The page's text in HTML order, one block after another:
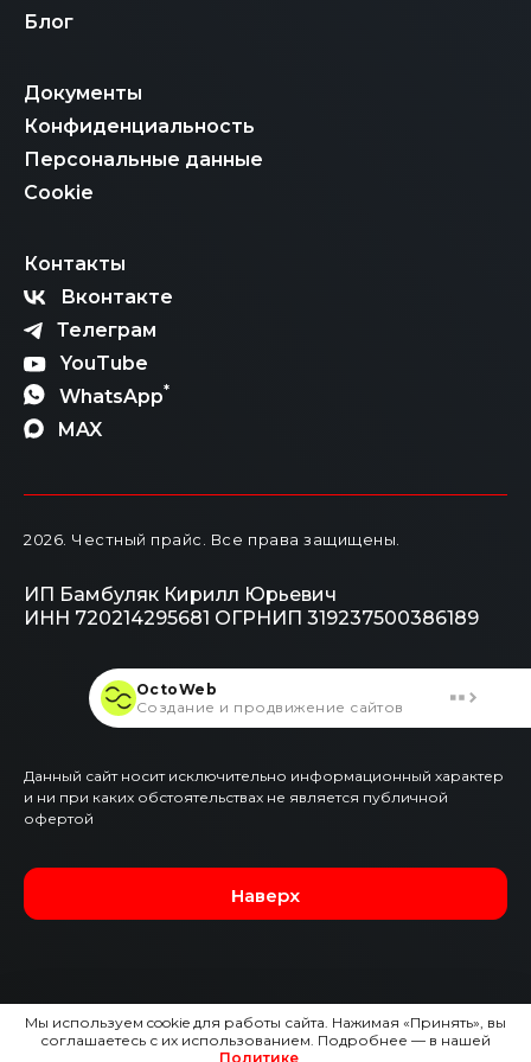
Блог
Документы
Конфиденциальность
Персональные данные
Cookie
Контакты
Вконтакте
Телеграм
YouTube
WhatsApp*
MAX
2026 . Честный прайс. Все права защищены.
ИП Бамбуляк Кирилл Юрьевич
ИНН 720214295681 ОГРНИП 319237500386189
Данный сайт носит исключительно информационный характер
и ни при каких обстоятельствах не является публичной
офертой
Наверх
OctoWeb
Создание и продвижение сайтов
Мы используем cookie для работы сайта. Нажимая «Принять», вы
соглашаетесь с их использованием. Подробнее — в нашей
Политике